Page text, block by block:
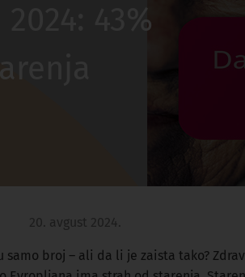
43%
20. avgust 2024.
samo broj – ali da li je zaista tako?